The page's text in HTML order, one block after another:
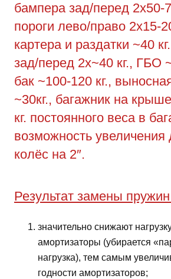
бампера зад/перед 2х50-
пороги лево/право 2х15-
картера и раздатки ~40
зад/перед 2х~40 кг., ГБО
бак ~100-120 кг.,
~30кг., багажник на
кг. постоянного веса в
возможность увеличения
колёс на 2″.
Результат замены
значительно снижают
амортизаторы (убирается
нагрузка), тем самым
годности амортизаторов;